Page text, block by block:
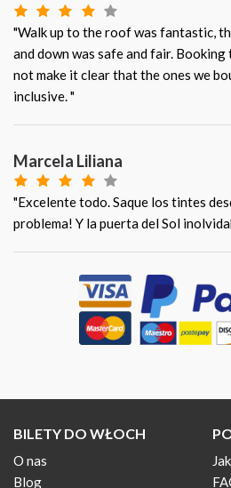
"Walk up to the roof was fantastic,
and down was safe and fair.
not make it clear that the ones we
inclusive. "
Marcela Liliana
"Excelente todo. Saque los tintes
problema! Y la puerta del Sol
BILETY DO WŁOCH
O nas
Blog